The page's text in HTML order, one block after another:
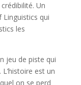
Un
qui
les
jeu de piste qui
est un
on se perd